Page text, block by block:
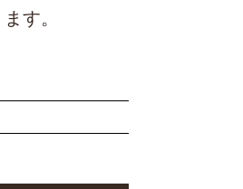
す。